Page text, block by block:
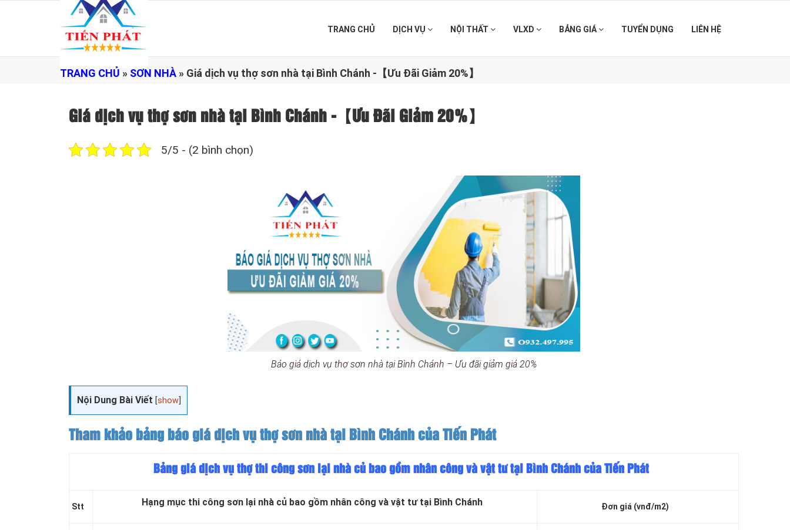
TRANG CHỦ DỊCH VỤ NỘI THẤT VLXD BẢNG GIÁ TUYỂN DỤNG LIÊN HỆ
TRANG CHỦ » SƠN NHÀ » Giá dịch vụ thợ sơn nhà tại Bình Chánh -【Ưu Đãi Giảm 20%】
Giá dịch vụ thợ sơn nhà tại Bình Chánh -【Ưu Đãi Giảm 20%】
5/5 - (2 bình chọn)
Báo giá dịch vụ thợ sơn nhà tại Bình Chánh – Ưu đãi giảm giá 20%
Nội Dung Bài Viết [show
Tham khảo bảng báo giá dịch vụ thợ sơn nhà tại Bình Chánh của Tiến Phát
Bảng giá dịch vụ thợ thi công sơn lại nhà củ bao gồm nhân công và vật tư tại Bình Chánh của Tiến Phát
Stt Hạng mục thi công sơn lại nhà củ bao gồm nhân công và vật tư tại Bình Chánh Đơn giá (vnđ/m2)